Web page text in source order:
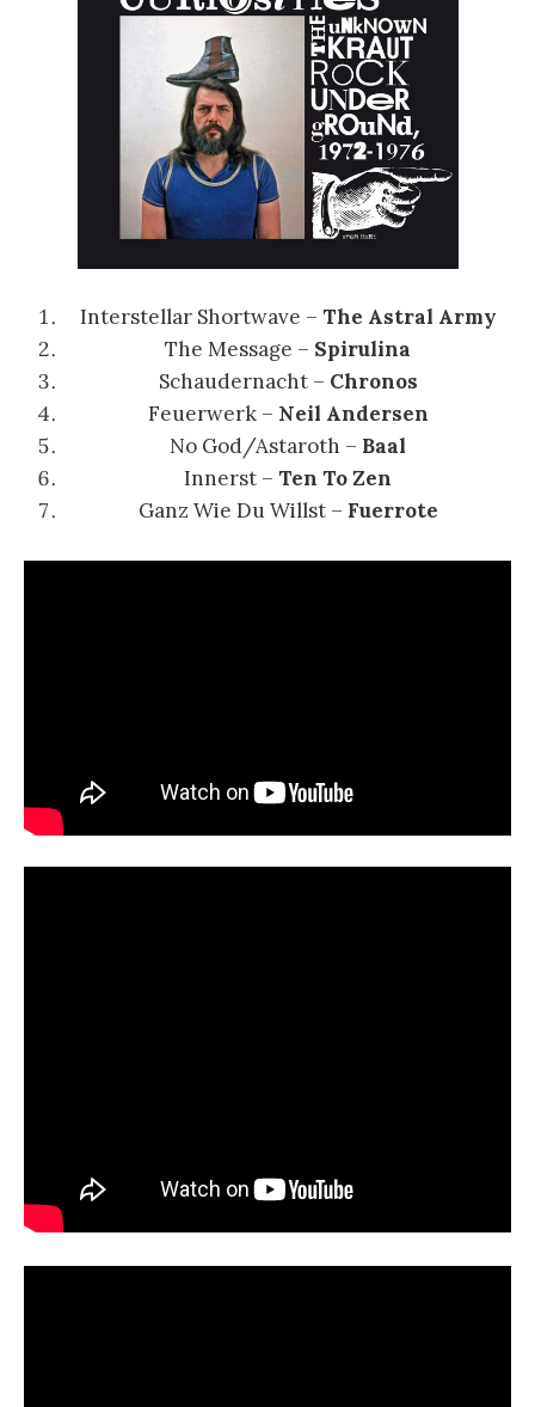
Interstellar Shortwave – The Astral Army
The Message – Spirulina
Schaudernacht– Chronos
Feuerwerk– Neil Andersen
No God/Astaroth – Baal
Innerst – Ten To Zen
Ganz Wie Du Willst– Fuerrote